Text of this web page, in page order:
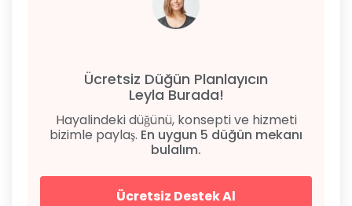
Ücretsiz Düğün Planlayıcın
Leyla Burada!
Hayalindeki düğünü, konsepti ve hizmeti
bizimle paylaş. En uygun 5 düğün mekanı
bulalım.
Ücretsiz Destek Al